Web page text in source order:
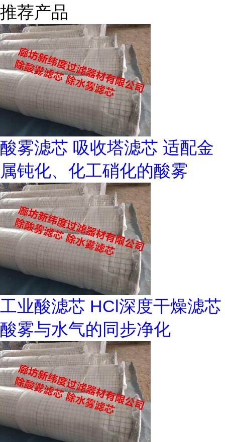
推荐产品
酸雾滤芯 吸收塔滤芯 适配金
属钝化、化工硝化的酸雾
工业酸滤芯 HCl深度干燥滤芯
酸雾与水气的同步净化